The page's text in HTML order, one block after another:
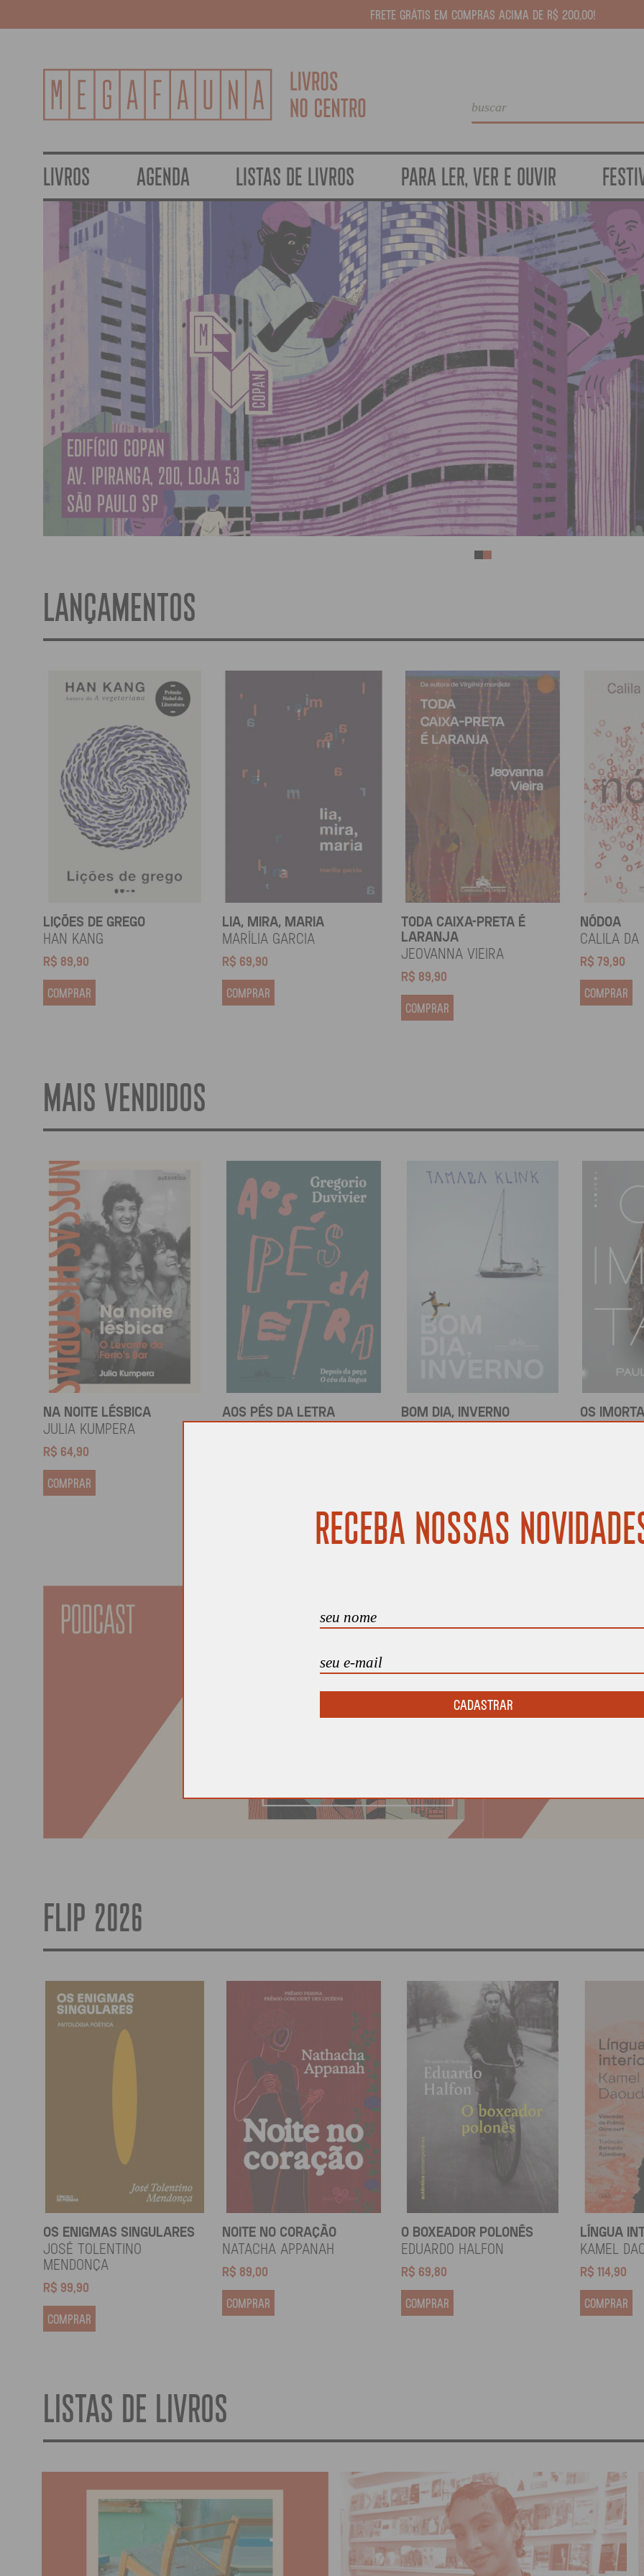
FRETE GRÁTIS EM COMPRAS ACIMA DE R$ 200,00!
LIVROS AGENDA LISTAS DE LIVROS PARA LER, VER E OUVIR
LANÇAMENTOS
LIÇÕES DE GREGO
HAN KANG
R$ 89,90
COMPRAR
LIA, MIRA, MARIA
Marília Garcia
R$ 69,90
COMPRAR
TODA CAIXA-PRETA É
LARANJA
Jeovanna Vieira
R$ 89,90
COMPRAR
NÓDOA
Calila da
R$ 79,90
COMPRAR
MAIS VENDIDOS
NA NOITE LÉSBICA
Julia Kumpera
R$ 64,90
COMPRAR
AOS PÉS DA LETRA
Gregorio Duvivier
BOM DIA, INVERNO
Tamara Klink
OS
Paulliny
FLIP 2026
OS ENIGMAS SINGULARES
JOSÉ TOLENTINO
MENDONÇA
R$ 99,90
COMPRAR
NOITE NO CORAÇÃO
Natacha Appanah
R$ 89,00
COMPRAR
O BOXEADOR POLONÊS
EDUARDO HALFON
R$ 69,80
COMPRAR
LÍNGUA
KAMEL
R$ 114,90
COMPRAR
LISTAS DE LIVROS
RECEBA NOSSAS